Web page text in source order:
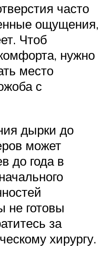
часто
ощущения,
Чтоб
нужно
место
с
дырки до
может
до года в
не готовы
за
хирургу.